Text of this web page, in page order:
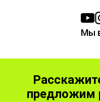
Мы
предложим